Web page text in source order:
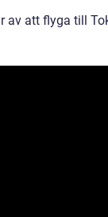
av att flyga till